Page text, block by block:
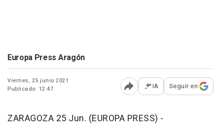
Europa Press Aragón
Viernes, 25 junio 2021
Publicado: 12:47
Abrir opciones para
IA Seguir en
ZARAGOZA 25 Jun. (EUROPA PRESS) -